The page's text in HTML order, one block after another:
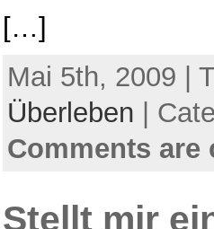
[…]
Mai 5th, 2009 |
Überleben |
Comments are
Stellt mir